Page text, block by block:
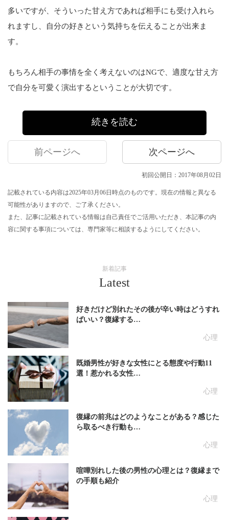
多いですが、そういった甘え方であれば相手にも受け入れら
れますし、自分の好きという気持ちを伝えることが出来ま
す。
もちろん相手の事情を全く考えないのはNGで、適度な甘え方
で自分を可愛く演出するということが大切です。
続きを読む
前ページへ 次ページへ
初回公開日：2017年08月02日
記載されている内容は2025年03月06日時点のものです。現在の情報と異なる
可能性がありますので、ご了承ください。
また、記事に記載されている情報は自己責任でご活用いただき、本記事の内
容に関する事項については、専門家等に相談するようにしてください。
新着記事
Latest
心理
好きだけど別れたその後が辛い時はどうすれ
ばいい？復縁する…
心理
既婚男性が好きな女性にとる態度や行動11
選！惹かれる女性…
心理
復縁の前兆はどのようなことがある？感じた
ら取るべき行動も…
心理
喧嘩別れした後の男性の心理とは？復縁まで
の手順も紹介